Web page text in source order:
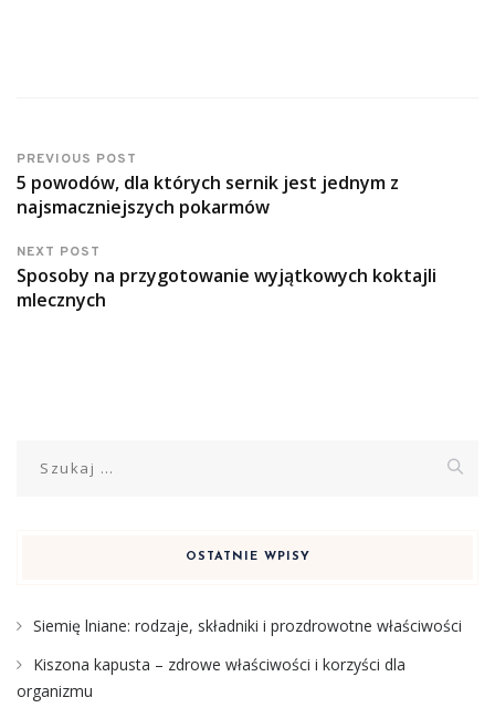
PREVIOUS POST
5 powodów, dla których sernik jest jednym z
najsmaczniejszych pokarmów
NEXT POST
Sposoby na przygotowanie wyjątkowych koktajli
mlecznych
OSTATNIE WPISY
Siemię lniane: rodzaje, składniki i prozdrowotne właściwości
Kiszona kapusta – zdrowe właściwości i korzyści dla
organizmu